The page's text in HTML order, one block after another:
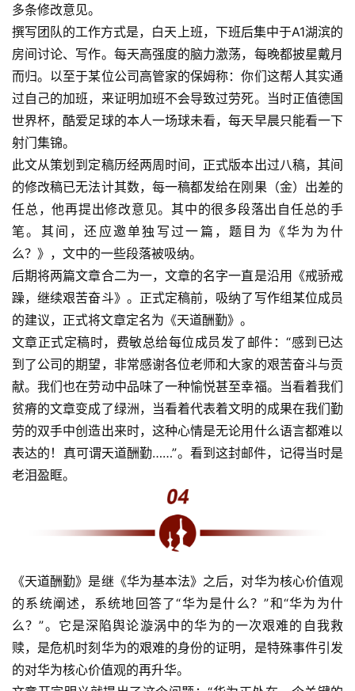
多条修改意见。
撰写团队的工作方式是，白天上班，下班后集中于A1湖滨的
房间讨论、写作。每天高强度的脑力激荡，每晚都披星戴月
而归。以至于某位公司高管家的保姆称：你们这帮人其实通
过自己的加班，来证明加班不会导致过劳死。当时正值德国
世界杯，酷爱足球的本人一场球未看，每天早晨只能看一下
射门集锦。
此文从策划到定稿历经两周时间，正式版本出过八稿，其间
的修改稿已无法计其数，每一稿都发给在刚果（金）出差的
任总，他再提出修改意见。其中的很多段落出自任总的手
笔。其间，还应邀单独写过一篇，题目为《华为为什
么？》，文中的一些段落被吸纳。
后期将两篇文章合二为一，文章的名字一直是沿用《戒骄戒
躁，继续艰苦奋斗》。正式定稿前，吸纳了写作组某位成员
的建议，正式将文章定名为《天道酬勤》。
文章正式定稿时，费敏总给每位成员发了邮件：“感到已达
到了公司的期望，非常感谢各位老师和大家的艰苦奋斗与贡
献。我们也在劳动中品味了一种愉悦甚至幸福。当看着我们
贫瘠的文章变成了绿洲，当看着代表着文明的成果在我们勤
劳的双手中创造出来时，这种心情是无论用什么语言都难以
表达的！真可谓天道酬勤……”。看到这封邮件，记得当时是
老泪盈眶。
《天道酬勤》是继《华为基本法》之后，对华为核心价值观
的系统阐述，系统地回答了“华为是什么？”和“华为为什
么？”。它是深陷舆论漩涡中的华为的一次艰难的自我救
赎，是危机时刻华为的艰难的身份的证明，是特殊事件引发
的对华为核心价值观的再升华。